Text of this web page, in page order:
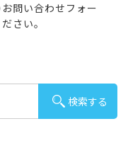
問い合わせフォー
さい。